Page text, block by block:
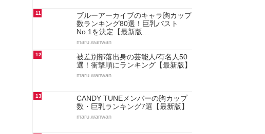
11
ブルーアーカイブのキャラ胸カップ
数ランキング80選！巨乳バスト
No.1を決定【最新版…
maru.wanwan
12
被差別部落出身の芸能人/有名人50
選！衝撃順にランキング【最新版】
maru.wanwan
13
CANDY TUNEメンバーの胸カップ
数・巨乳ランキング7選【最新版】
maru.wanwan